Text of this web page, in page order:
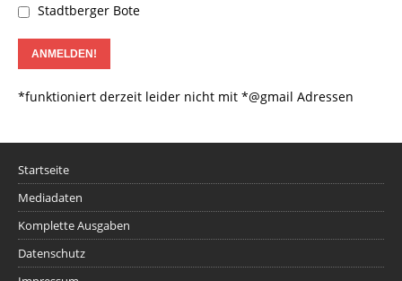
Stadtberger Bote
*funktioniert derzeit leider nicht mit *@gmail Adressen
Startseite
Mediadaten
Komplette Ausgaben
Datenschutz